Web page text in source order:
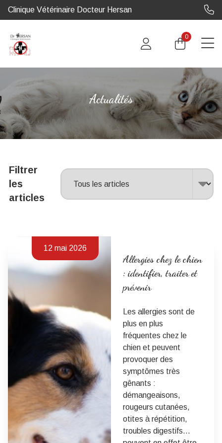
Clinique Vétérinaire Docteur Hersan
0
Actualités
Filtrer
les
articles
12 mai 2026
Allergies chez le chien
: identifier, traiter et
prévenir
Les allergies sont de
plus en plus
fréquentes chez le
chien et peuvent
provoquer des
symptômes très
gênants :
démangeaisons,
rougeurs cutanées,
otites à répétition,
troubles digestifs…